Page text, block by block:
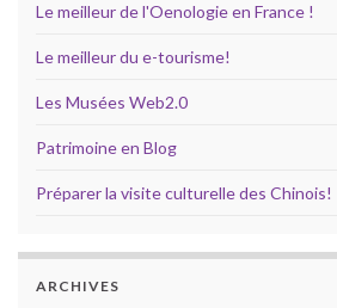
Le meilleur de l'Oenologie en France !
Le meilleur du e-tourisme!
Les Musées Web2.0
Patrimoine en Blog
Préparer la visite culturelle des Chinois!
ARCHIVES